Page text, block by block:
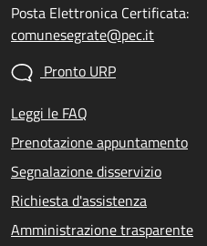
Posta Elettronica Certificata:
comunesegrate@pec.it
Pronto URP
Leggi le FAQ
Prenotazione appuntamento
Segnalazione disservizio
Richiesta d'assistenza
Amministrazione trasparente